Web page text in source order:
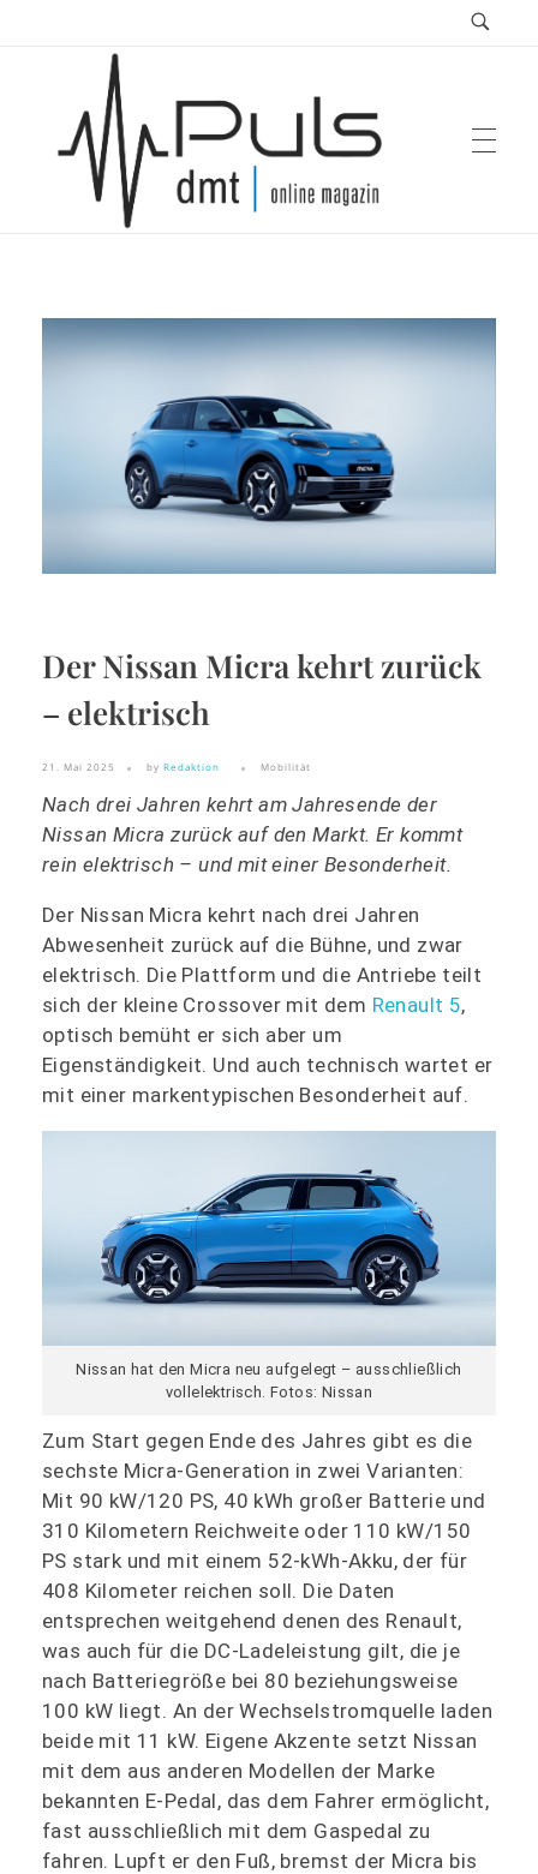
Puls Magazin
Der Nissan Micra kehrt zurück
– elektrisch
21. Mai 2025 by Redaktion Mobilität
Nach drei Jahren kehrt am Jahresende der
Nissan Micra zurück auf den Markt. Er kommt
rein elektrisch – und mit einer Besonderheit.
Der Nissan Micra kehrt nach drei Jahren
Abwesenheit zurück auf die Bühne, und zwar
elektrisch. Die Plattform und die Antriebe teilt
sich der kleine Crossover mit dem Renault 5,
optisch bemüht er sich aber um
Eigenständigkeit. Und auch technisch wartet er
mit einer markentypischen Besonderheit auf.
Nissan hat den Micra neu aufgelegt – ausschließlich
vollelektrisch. Fotos: Nissan
Zum Start gegen Ende des Jahres gibt es die
sechste Micra-Generation in zwei Varianten:
Mit 90 kW/120 PS, 40 kWh großer Batterie und
310 Kilometern Reichweite oder 110 kW/150
PS stark und mit einem 52-kWh-Akku, der für
408 Kilometer reichen soll. Die Daten
entsprechen weitgehend denen des Renault,
was auch für die DC-Ladeleistung gilt, die je
nach Batteriegröße bei 80 beziehungsweise
100 kW liegt. An der Wechselstromquelle laden
beide mit 11 kW. Eigene Akzente setzt Nissan
mit dem aus anderen Modellen der Marke
bekannten E-Pedal, das dem Fahrer ermöglicht,
fast ausschließlich mit dem Gaspedal zu
fahren. Lupft er den Fuß, bremst der Micra bis